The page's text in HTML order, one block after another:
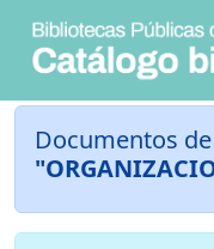
Documentos